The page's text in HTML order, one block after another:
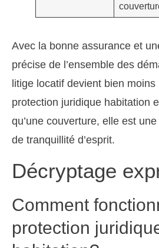
Avec la bonne assurance et
précise de l’ensemble des
litige locatif devient bien
protection juridique habitation
qu’une couverture, elle est
de tranquillité d’esprit.
Décryptage
Comment
protection